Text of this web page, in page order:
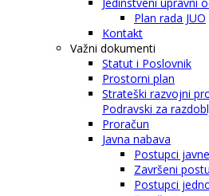
Plan rada JUO
Kontakt
Važni dokumenti
Statut i Poslovnik
Prostorni plan
Strateški razvojni
Podravski za
Proračun
Javna nabava
Postupci
Završeni
Postupci